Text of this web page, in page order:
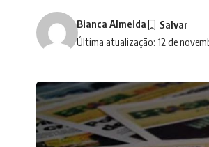
Última atualização: 12 de
Bianca Almeida